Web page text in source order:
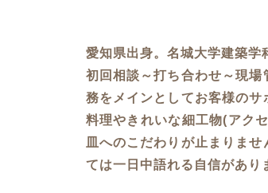
愛知県出身。名城大学建築学
初回相談～打ち合わせ～現
務をメインとしてお客様のサ
料理やきれいな細工物(アク
皿へのこだわりが止まりま
ては一日中語れる自信があり